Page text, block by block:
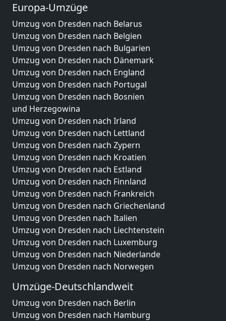
Europa-Umzüge
Umzug von Dresden nach Belarus
Umzug von Dresden nach Belgien
Umzug von Dresden nach Bulgarien
Umzug von Dresden nach Dänemark
Umzug von Dresden nach England
Umzug von Dresden nach Portugal
Umzug von Dresden nach Bosnien
und Herzegowina
Umzug von Dresden nach Irland
Umzug von Dresden nach Lettland
Umzug von Dresden nach Zypern
Umzug von Dresden nach Kroatien
Umzug von Dresden nach Estland
Umzug von Dresden nach Finnland
Umzug von Dresden nach Frankreich
Umzug von Dresden nach Griechenland
Umzug von Dresden nach Italien
Umzug von Dresden nach Liechtenstein
Umzug von Dresden nach Luxemburg
Umzug von Dresden nach Niederlande
Umzug von Dresden nach Norwegen
Umzüge-Deutschlandweit
Umzug von Dresden nach Berlin
Umzug von Dresden nach Hamburg